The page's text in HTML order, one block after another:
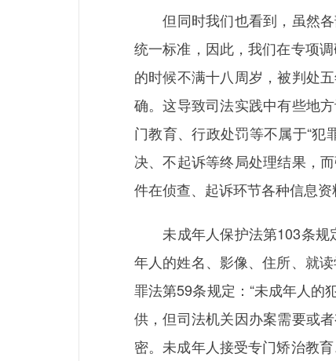
但同时我们也看到，虽然各
统一标准，因此，我们在专项
的时候不满十八周岁，被判处
确。这导致司法实践中有些地
门教育、行政处罚等不属于“
决、不起诉等终局处理结果，
件在侦查、起诉环节各种信息
未成年人保护法第103条规
年人的姓名、影像、住所、就
罪法第59条规定：“未成年人的
供，但司法机关因办案需要或
密。未成年人接受专门矫治教